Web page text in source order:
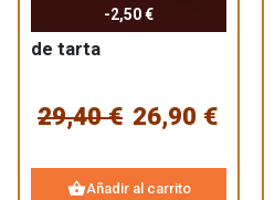
-2,50 €
Surtido de 3 rellenos
de tarta
29,40 € 26,90 €
shopping_basketAñadir al carrito